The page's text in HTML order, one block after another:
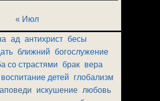
« Июл
ад антихрист бесы
ближний
богослужение
со страстями брак вера
воспитание детей
глобализм
искушение любовь